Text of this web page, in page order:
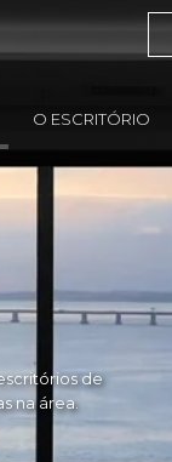
O ESCRITÓRIO
de
na área.